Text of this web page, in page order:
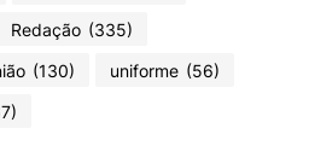
Redação (335)
(130) uniforme (56)